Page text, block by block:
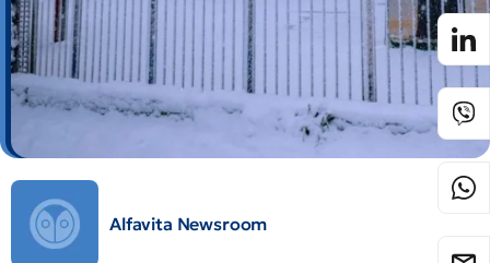
Alfavita Newsroom